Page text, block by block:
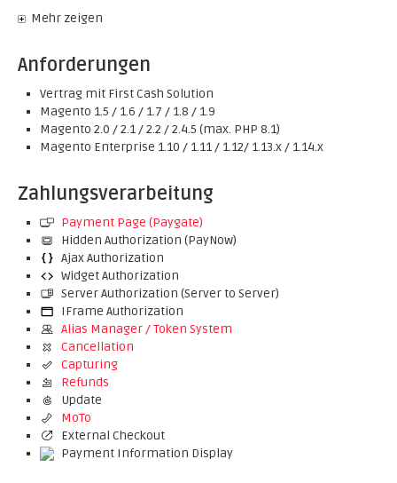
Mehr zeigen
Anforderungen
Vertrag mit First Cash Solution
Magento 1.5 / 1.6 / 1.7 / 1.8 / 1.9
Magento 2.0 / 2.1 / 2.2 / 2.4.5 (max. PHP 8.1)
Magento Enterprise 1.10 / 1.11 / 1.12/ 1.13.x / 1.14.x
Zahlungsverarbeitung
Payment Page (Paygate)
Hidden Authorization (PayNow)
Ajax Authorization
Widget Authorization
Server Authorization (Server to Server)
IFrame Authorization
Alias Manager / Token System
Cancellation
Capturing
Refunds
Update
MoTo
External Checkout
Payment Information Display